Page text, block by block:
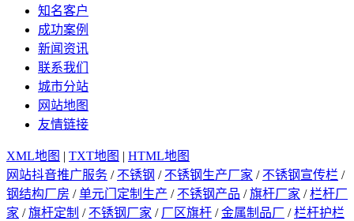
知名客户
成功案例
新闻资讯
联系我们
城市分站
网站地图
友情链接
XML地图 | TXT地图 | HTML地图
网站抖音推广服务 / 不锈钢 / 不锈钢生产厂家 / 不锈钢宣传栏 /
钢结构厂房 /单元门定制生产 / 不锈钢产品 /旗杆厂家 /栏杆厂
家 /旗杆定制 / 不锈钢厂家 / 厂区旗杆 /金属制品厂 /栏杆护栏